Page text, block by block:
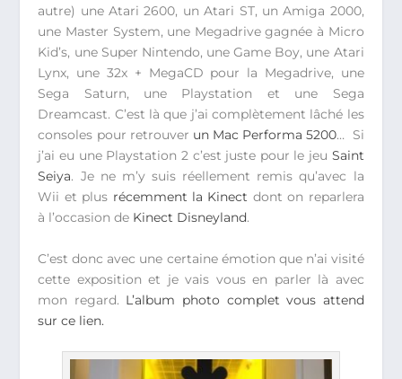
autre) une Atari 2600, un Atari ST, un Amiga 2000,
une Master System, une Megadrive gagnée à Micro
Kid’s, une Super Nintendo, une Game Boy, une Atari
Lynx, une 32x + MegaCD pour la Megadrive, une
Sega Saturn, une Playstation et une Sega
Dreamcast. C’est là que j’ai complètement lâché les
consoles pour retrouver un Mac Performa 5200… Si
j’ai eu une Playstation 2 c’est juste pour le jeu Saint
Seiya. Je ne m’y suis réellement remis qu’avec la
Wii et plus récemment la Kinect dont on reparlera
à l’occasion de Kinect Disneyland.
C’est donc avec une certaine émotion que n’ai visité
cette exposition et je vais vous en parler là avec
mon regard. L’album photo complet vous attend
sur ce lien.